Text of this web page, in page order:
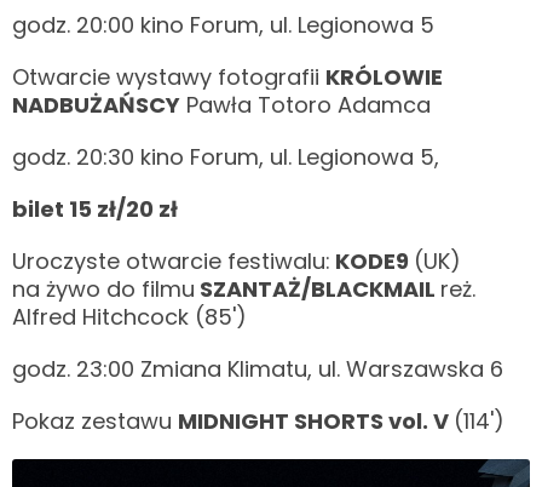
godz. 20:00 kino Forum, ul. Legionowa 5
Otwarcie wystawy fotografii KRÓLOWIE
NADBUŻAŃSCY Pawła Totoro Adamca
godz. 20:30 kino Forum, ul. Legionowa 5,
bilet 15 zł/20 zł
Uroczyste otwarcie festiwalu: KODE9 (UK)
na żywo do filmu SZANTAŻ/BLACKMAIL reż.
Alfred Hitchcock (85')
godz. 23:00 Zmiana Klimatu, ul. Warszawska 6
Pokaz zestawu MIDNIGHT SHORTS vol. V (114')